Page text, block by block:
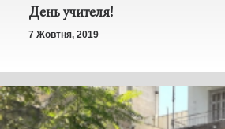
День учителя!
7 Жовтня, 2019